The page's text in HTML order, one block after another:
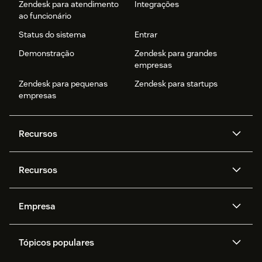
Zendesk para atendimento
ao funcionário
Integrações
Status do sistema
Entrar
Demonstração
Zendesk para grandes
empresas
Zendesk para pequenas
empresas
Zendesk para startups
Recursos
Zendesk AI
Mensagens e chat em tempo
real
Privacidade e proteção de
Trabalho com tickets
Recursos
API e desenvolvedores
Histórias de clientes
Empresa
Carreiras
Tópicos populares